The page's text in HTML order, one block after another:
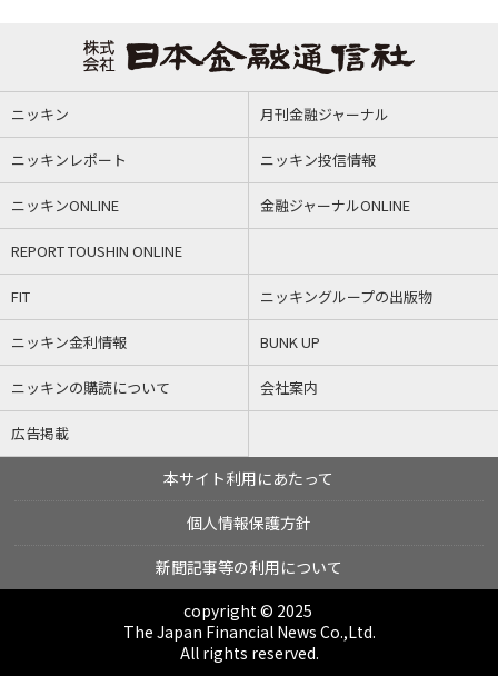
ニッキン 月刊金融ジャーナル
ニッキンレポート ニッキン投信情報
ニッキンONLINE 金融ジャーナルONLINE
REPORT TOUSHIN ONLINE
FIT ニッキングループの出版物
ニッキン金利情報 BUNK UP
ニッキンの購読について 会社案内
広告掲載
本サイト利用にあたって
個人情報保護方針
新聞記事等の利用について
copyright © 2025
The Japan Financial News Co.,Ltd.
All rights reserved.